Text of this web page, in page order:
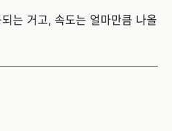
는 거고, 속도는 얼마만큼 나올